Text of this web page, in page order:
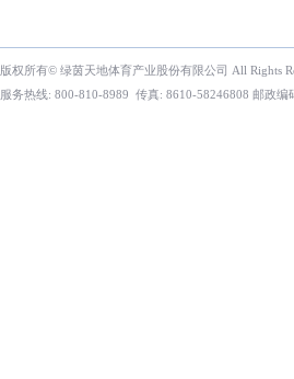
版权所有© 绿茵天地体育产业股份有限公司 All Rights
服务热线: 800-810-8989 传真: 8610-58246808 邮政